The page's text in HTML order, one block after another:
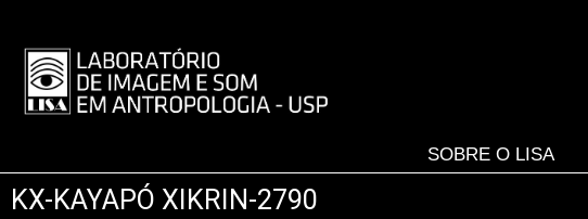
para
conteúdo
LISA
MENU
SOBRE O LISA
KX-KAYAPÓ XIKRIN-2790